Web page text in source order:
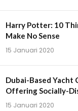
Harry Potter: 10
Make No Sense
15 Januari 2020
Dubai-Based Yacht
Offering Socially-
15 Januari 2020